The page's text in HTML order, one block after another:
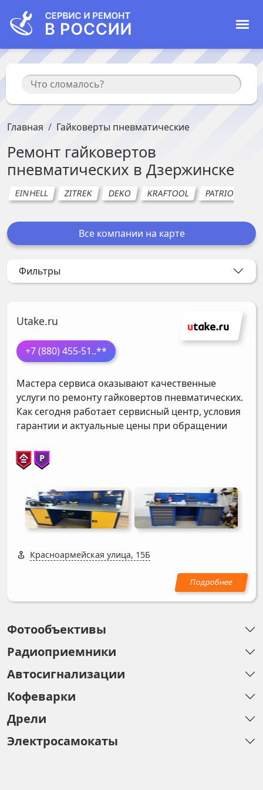
Главная Гайковерты пневматические
Ремонт гайковертов
пневматических в Дзержинске
EINHELL ZITREK DEKO KRAFTOOL PATRIOT
Все компании на карте
Фильтры
Utake.ru
+7 (880) 455-51..**
Мастера сервиса оказывают качественные
услуги по ремонту гайковертов пневматических.
Как сегодня работает сервисный центр, условия
гарантии и актуальные цены при обращении
Красноармейская улица, 15Б
Фотообъективы
Радиоприемники
Автосигнализации
Кофеварки
Дрели
Электросамокаты